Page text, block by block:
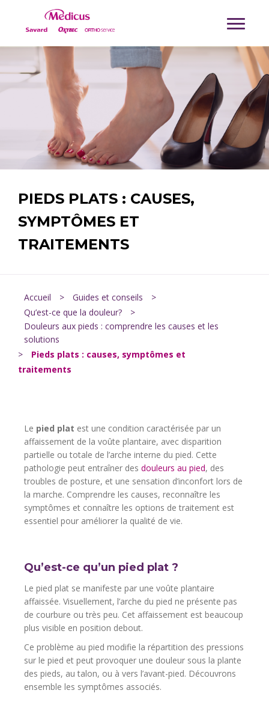
PIEDS PLATS : CAUSES,
SYMPTÔMES ET
TRAITEMENTS
Accueil > Guides et conseils
>
Qu’est-ce que la douleur?
>
Douleurs aux pieds : comprendre les causes et les
solutions
>
Pieds plats : causes, symptômes et
traitements
Le pied plat est une condition caractérisée par un
affaissement de la voûte plantaire, avec disparition
partielle ou totale de l’arche interne du pied. Cette
pathologie peut entraîner des douleurs au pied, des
troubles de posture, et une sensation d’inconfort lors de
la marche. Comprendre les causes, reconnaître les
symptômes et connaître les options de traitement est
essentiel pour améliorer la qualité de vie.
Qu’est-ce qu’un pied plat ?
Le pied plat se manifeste par une voûte plantaire
affaissée. Visuellement, l’arche du pied ne présente pas
de courbure ou très peu. Cet affaissement est beaucoup
plus visible en position debout.
Ce problème au pied modifie la répartition des pressions
sur le pied et peut provoquer une douleur sous la plante
des pieds, au talon, ou à vers l’avant-pied. Découvrons
ensemble les symptômes associés.